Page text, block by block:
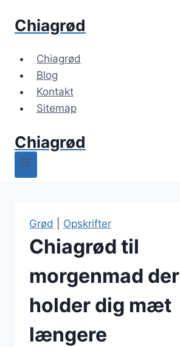
Chiagrød
Chiagrød
Blog
Kontakt
Sitemap
Chiagrød
Grød Opskrifter
Chiagrød til
morgenmad der
holder dig mæt
længere